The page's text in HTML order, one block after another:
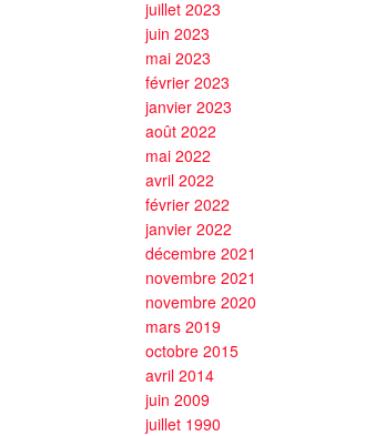
juillet 2023
juin 2023
mai 2023
février 2023
janvier 2023
août 2022
mai 2022
avril 2022
février 2022
janvier 2022
décembre 2021
novembre 2021
novembre 2020
mars 2019
octobre 2015
avril 2014
juin 2009
juillet 1990